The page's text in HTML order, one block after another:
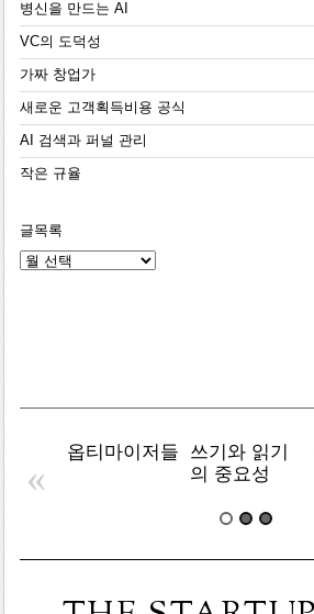
병신을 만드는 AI
VC의 도덕성
가짜 창업가
새로운 고객획득비용 공식
AI 검색과 퍼널 관리
작은 규율
글목록
글
옵티마이저들
쓰기와 읽기
의 중요성
«